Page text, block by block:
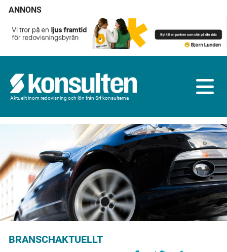
ANNONS
Aktuellt inom redovisning och lön från Srf konsulterna
BRANSCHAKTUELLT